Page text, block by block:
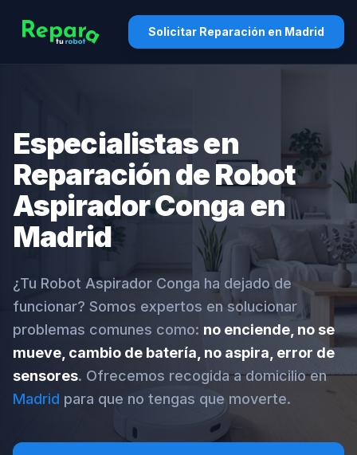
Solicitar Reparación en Madrid
Especialistas en
Reparación de Robot
Aspirador Conga en
Madrid
¿Tu Robot Aspirador Conga ha dejado de
funcionar? Somos expertos en solucionar
problemas comunes como: no enciende, no se
mueve, cambio de batería, no aspira, error de
sensores. Ofrecemos recogida a domicilio en
Madrid para que no tengas que moverte.